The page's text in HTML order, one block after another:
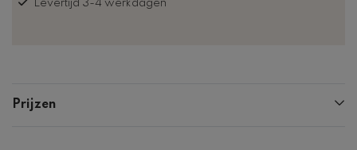
Levertijd 3-4 werkdagen
Prijzen